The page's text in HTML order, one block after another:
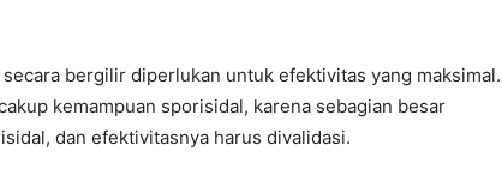
bergilir diperlukan untuk efektivitas yang maksimal.
kemampuan sporisidal, karena sebagian besar
dan efektivitasnya harus divalidasi.